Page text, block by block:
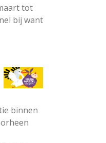
tot
bij want
binnen